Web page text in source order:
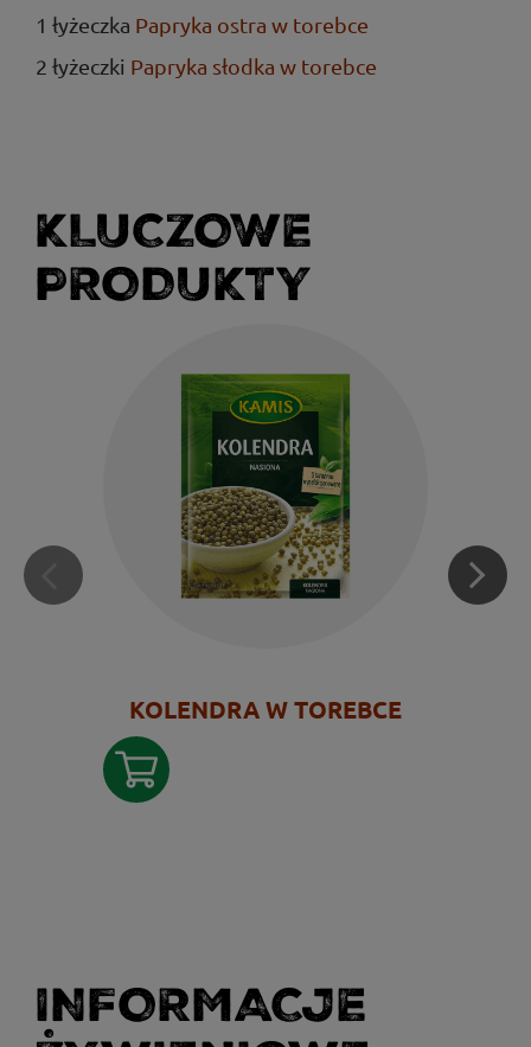
1 łyżeczka Papryka ostra w torebce
2 łyżeczki Papryka słodka w torebce
KLUCZOWE
PRODUKTY
KOLENDRA W TOREBCE
INFORMACJE